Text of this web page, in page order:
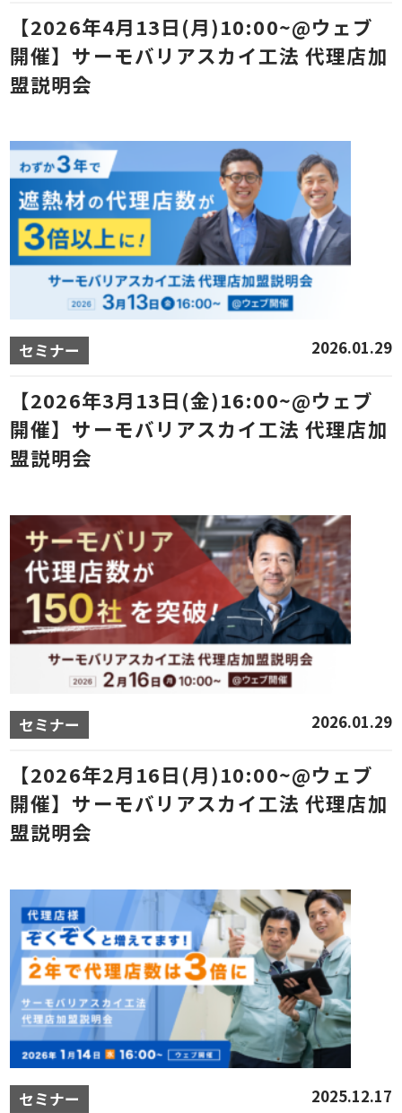
【2026年4月13日(月)10:00~@ウェブ
開催】サーモバリアスカイ工法 代理店加
盟説明会
セミナー 2026.01.29
【2026年3月13日(金)16:00~@ウェブ
開催】サーモバリアスカイ工法 代理店加
盟説明会
セミナー 2026.01.29
【2026年2月16日(月)10:00~@ウェブ
開催】サーモバリアスカイ工法 代理店加
盟説明会
セミナー 2025.12.17